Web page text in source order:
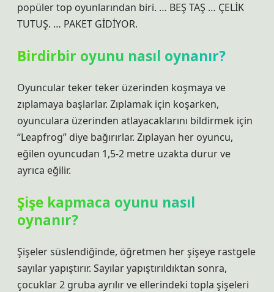
popüler top oyunlarından biri. … BEŞ TAŞ … ÇELİK
TUTUŞ. … PAKET GİDİYOR.
Birdirbir oyunu nasıl oynanır?
Oyuncular teker teker üzerinden koşmaya ve
zıplamaya başlarlar. Zıplamak için koşarken,
oyunculara üzerinden atlayacaklarını bildirmek için
“Leapfrog” diye bağırırlar. Zıplayan her oyuncu,
eğilen oyuncudan 1,5-2 metre uzakta durur ve
ayrıca eğilir.
Şişe kapmaca oyunu nasıl
oynanır?
Şişeler süslendiğinde, öğretmen her şişeye rastgele
sayılar yapıştırır. Sayılar yapıştırıldıktan sonra,
çocuklar 2 gruba ayrılır ve ellerindeki topla şişeleri